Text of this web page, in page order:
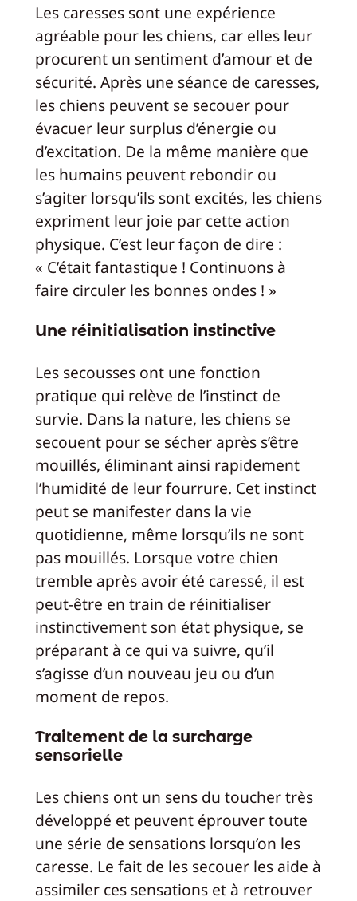
Les caresses sont une expérience
agréable pour les chiens, car elles leur
procurent un sentiment d’amour et de
sécurité. Après une séance de caresses,
les chiens peuvent se secouer pour
évacuer leur surplus d’énergie ou
d’excitation. De la même manière que
les humains peuvent rebondir ou
s’agiter lorsqu’ils sont excités, les chiens
expriment leur joie par cette action
physique. C’est leur façon de dire :
« C’était fantastique ! Continuons à
faire circuler les bonnes ondes ! »
Une réinitialisation instinctive
Les secousses ont une fonction
pratique qui relève de l’instinct de
survie. Dans la nature, les chiens se
secouent pour se sécher après s’être
mouillés, éliminant ainsi rapidement
l’humidité de leur fourrure. Cet instinct
peut se manifester dans la vie
quotidienne, même lorsqu’ils ne sont
pas mouillés. Lorsque votre chien
tremble après avoir été caressé, il est
peut-être en train de réinitialiser
instinctivement son état physique, se
préparant à ce qui va suivre, qu’il
s’agisse d’un nouveau jeu ou d’un
moment de repos.
Traitement de la surcharge
sensorielle
Les chiens ont un sens du toucher très
développé et peuvent éprouver toute
une série de sensations lorsqu’on les
caresse. Le fait de les secouer les aide à
assimiler ces sensations et à retrouver